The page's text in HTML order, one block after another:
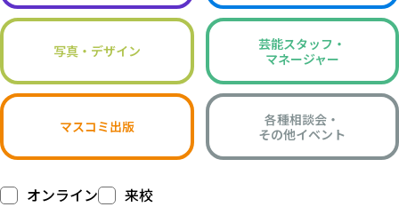
写真・デザイン
芸能スタッフ・
マネージャー
マスコミ出版
各種相談会・
その他イベント
オンライン 来校